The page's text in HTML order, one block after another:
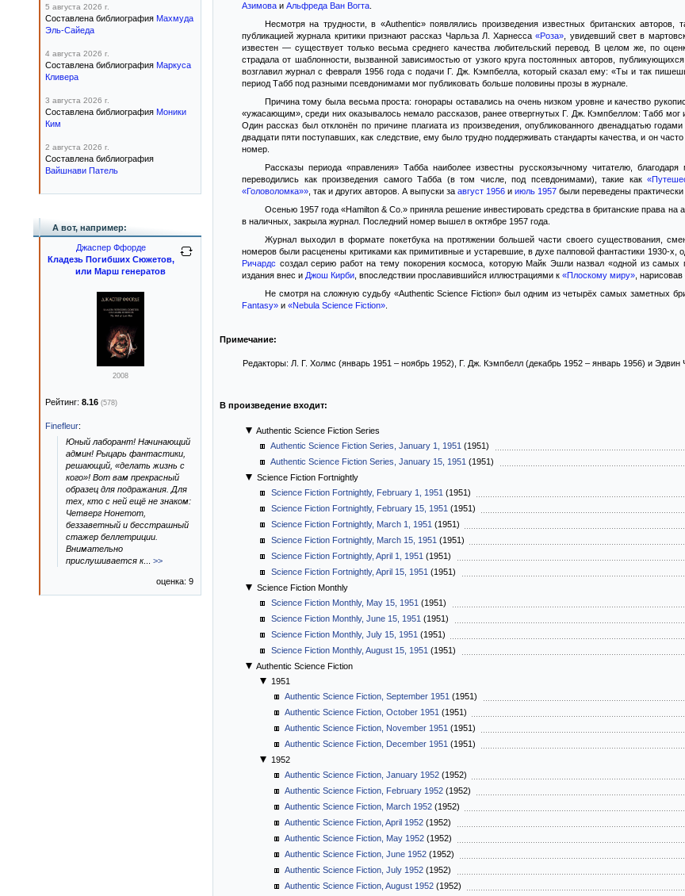
Азимова и Альфреда Ван Вогта
Несмотря на трудности, в «Authentic» появлялись произведения известных британских авторов,
публикацией журнала критики признают рассказ Чарльза Л. Харнесса«Роза» , увидевший свет в
известен — существует только весьма среднего качества любительский перевод. В целом же, по
страдала от шаблонности, вызванной зависимостью от узкого круга постоянных авторов,
возглавил журнал с февраля 1956 года с подачи Г. Дж. Кэмпбелла, который сказал ему: «Ты и так
период Табб под разными псевдонимами мог публиковать больше половины прозы в журнале.
Причина тому была весьма проста: гонорары оставались на очень низком уровне и качество
«ужасающим», среди них оказывалось немало рассказов, ранее отвергнутых Г. Дж. Кэмпбеллом: Табб
Один рассказ был отклонён по причине плагиата из произведения, опубликованного двенадцатью
двадцати пяти поступавших, как следствие, ему было трудно поддерживать стандарты качества, и он
номер.
Рассказы периода «правления» Табба наиболее известны русскоязычному читателю,
переводились как произведения самого Табба (в том числе, под псевдонимами), такие как
«Головоломка»» , так и других авторов. А выпуски за август 1956 и июль 1957 были переведены практически
Осенью 1957 года «Hamilton & Co.» приняла решение инвестировать средства в британские права на
в наличных, закрыла журнал. Последний номер вышел в октябре 1957 года.
Журнал выходил в формате покетбука на протяжении большей части своего существования,
номеров были расценены критиками как примитивные и устаревшие, в духе палповой фантастики 1930-х,
Ричардс создал серию работ на тему покорения космоса, которую Майк Эшли назвал «одной из
издания внес и Джош Кирби , впоследствии прославившийся иллюстрациями к «Плоскому миру» ,
Не смотря на сложную судьбу «Authentic Science Fiction» был одним из четырёх самых заметных
Fantasy» и «Nebula Science Fiction»
Примечание:
Редакторы: Л. Г. Холмс (январь 1951 – ноябрь 1952), Г. Дж. Кэмпбелл (декабрь 1952 – январь 1956) и Эдвин
В произведение входит:
Authentic Science Fiction Series
Authentic Science Fiction Series, January 1, 1951 (1951)
Authentic Science Fiction Series, January 15, 1951 (1951)
Science Fiction Fortnightly
Science Fiction Fortnightly, February 1, 1951 (1951)
Science Fiction Fortnightly, February 15, 1951 (1951)
Science Fiction Fortnightly, March 1, 1951 (1951)
Science Fiction Fortnightly, March 15, 1951 (1951)
Science Fiction Fortnightly, April 1, 1951 (1951)
Science Fiction Fortnightly, April 15, 1951 (1951)
Science Fiction Monthly
Science Fiction Monthly, May 15, 1951 (1951)
Science Fiction Monthly, June 15, 1951 (1951)
Science Fiction Monthly, July 15, 1951 (1951)
Science Fiction Monthly, August 15, 1951 (1951)
Authentic Science Fiction
1951
Authentic Science Fiction, September 1951 (1951)
Authentic Science Fiction, October 1951 (1951)
Authentic Science Fiction, November 1951 (1951)
Authentic Science Fiction, December 1951 (1951)
1952
Authentic Science Fiction, January 1952 (1952)
Authentic Science Fiction, February 1952 (1952)
Authentic Science Fiction, March 1952 (1952)
Authentic Science Fiction, April 1952 (1952)
Authentic Science Fiction, May 1952 (1952)
Authentic Science Fiction, June 1952 (1952)
Authentic Science Fiction, July 1952 (1952)
Authentic Science Fiction, August 1952 (1952)
5 августа 2026 г.
Составлена библиография Махмуда
Эль-Сайеда
4 августа 2026 г.
Составлена библиография Маркуса
Кливера
3 августа 2026 г.
Составлена библиография Моники
Ким
2 августа 2026 г.
Составлена библиография
Вайшнави Патель
А вот, например:
Джаспер Ффорде
Кладезь Погибших Сюжетов,
или Марш генератов
2008
Рейтинг: 8.16 (578)
Finefleur:
Юный лаборант! Начинающий
админ! Рыцарь фантастики,
решающий, «делать жизнь с
кого»! Вот вам прекрасный
образец для подражания. Для
тех, кто с ней ещё не знаком:
Четверг Нонетот,
беззаветный и бесстрашный
стажер беллетриции.
Внимательно
прислушивается к... >>
оценка: 9